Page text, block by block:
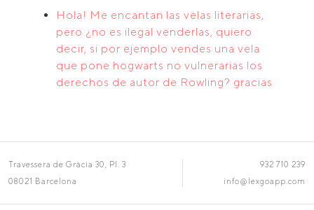
Hola! Me encantan las velas literarias,
pero ¿no es ilegal venderlas, quiero
decir, si por ejemplo vendes una vela
que pone hogwarts no vulnerarias los
derechos de autor de Rowling? gracias
Travessera de Gràcia 30, Pl. 3
08021 Barcelona
932 710 239
info@lexgoapp.com